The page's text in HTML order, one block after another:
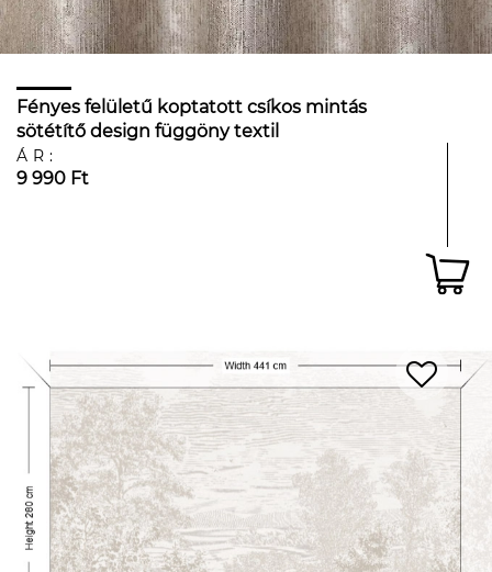
Fényes felületű koptatott csíkos mintás
sötétítő design függöny textil
ÁR:
9 990 Ft